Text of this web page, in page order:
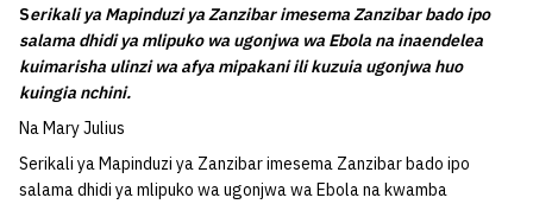
Serikali ya Mapinduzi ya Zanzibar imesema Zanzibar bado ipo
salama dhidi ya mlipuko wa ugonjwa wa Ebola na inaendelea
kuimarisha ulinzi wa afya mipakani ili kuzuia ugonjwa huo
kuingia nchini.
Na Mary Julius
Serikali ya Mapinduzi ya Zanzibar imesema Zanzibar bado ipo
salama dhidi ya mlipuko wa ugonjwa wa Ebola na kwamba